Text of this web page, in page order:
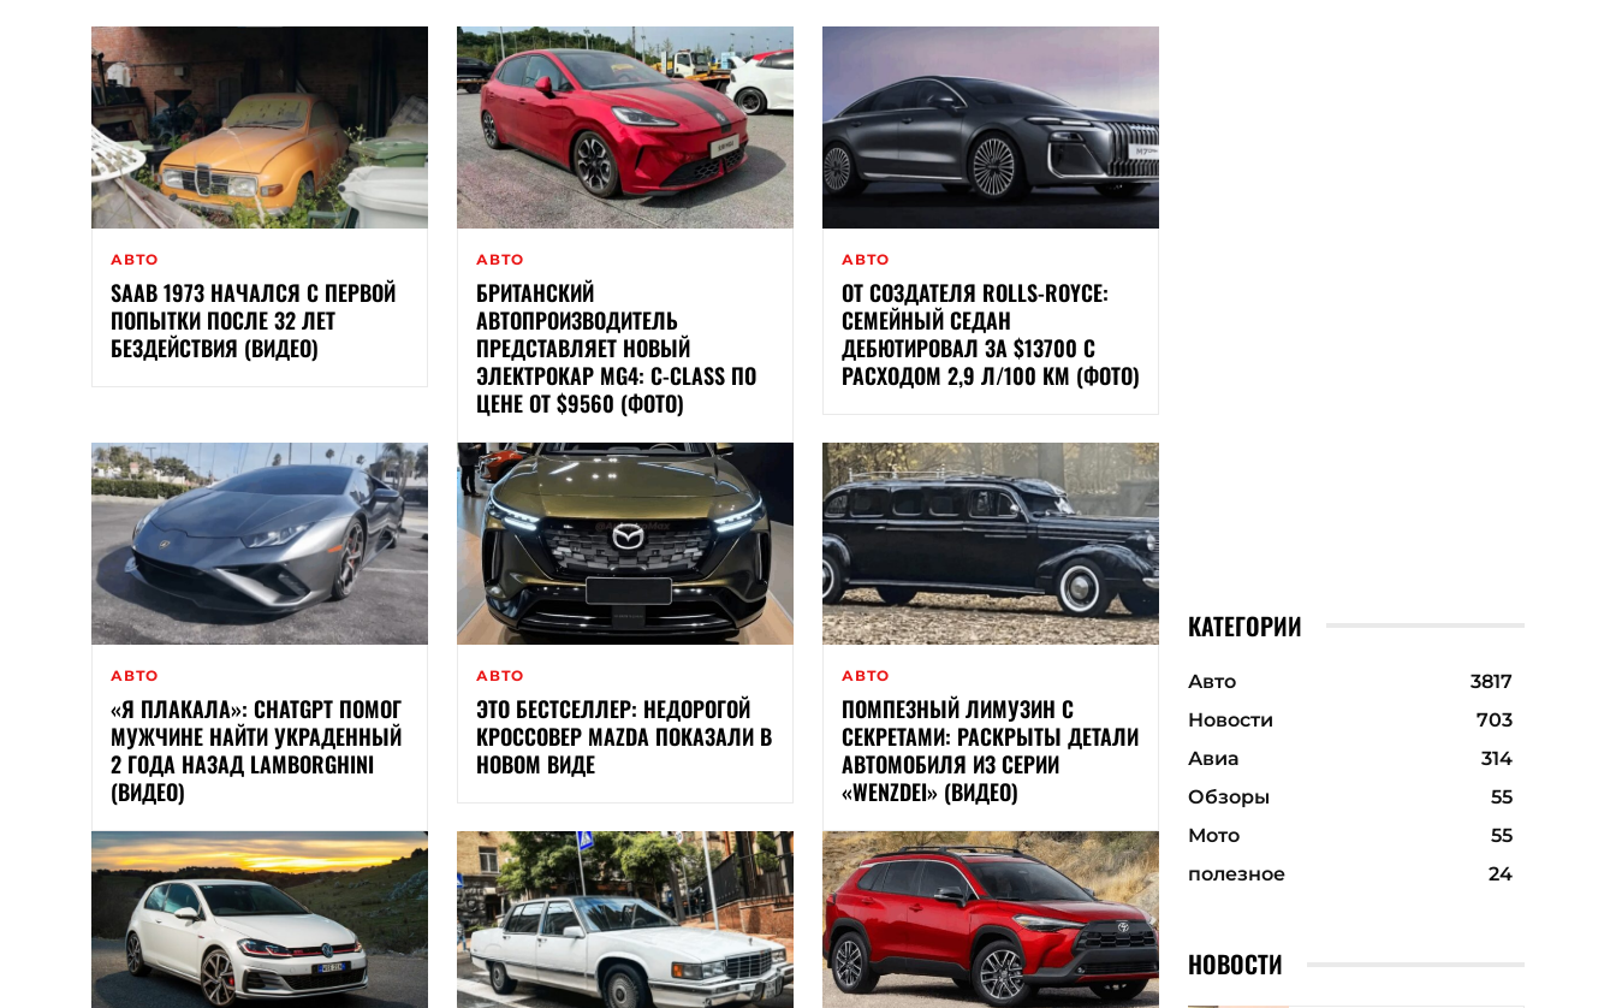
АВТО
SAAB 1973 НАЧАЛСЯ С ПЕРВОЙ
ПОПЫТКИ ПОСЛЕ 32 ЛЕТ
БЕЗДЕЙСТВИЯ (ВИДЕО)
АВТО
БРИТАНСКИЙ
АВТОПРОИЗВОДИТЕЛЬ
ПРЕДСТАВЛЯЕТ НОВЫЙ
ЭЛЕКТРОКАР MG4: C-CLASS ПО
ЦЕНЕ ОТ $9560 (ФОТО)
АВТО
ОТ СОЗДАТЕЛЯ ROLLS-ROYCE:
СЕМЕЙНЫЙ СЕДАН
ДЕБЮТИРОВАЛ ЗА $13700 С
РАСХОДОМ 2,9 Л/100 КМ (ФОТО)
АВТО
«Я ПЛАКАЛА»: CHATGPT ПОМОГ
МУЖЧИНЕ НАЙТИ УКРАДЕННЫЙ
2 ГОДА НАЗАД LAMBORGHINI
(ВИДЕО)
АВТО
ЭТО БЕСТСЕЛЛЕР: НЕДОРОГОЙ
КРОССОВЕР MAZDA ПОКАЗАЛИ В
НОВОМ ВИДЕ
АВТО
ПОМПЕЗНЫЙ ЛИМУЗИН С
СЕКРЕТАМИ: РАСКРЫТЫ ДЕТАЛИ
АВТОМОБИЛЯ ИЗ СЕРИИ
«WENZDEI» (ВИДЕО)
КАТЕГОРИИ
Авто
3817
Новости
703
Авиа
314
Обзоры
55
Мото
55
полезное
24
НОВОСТИ